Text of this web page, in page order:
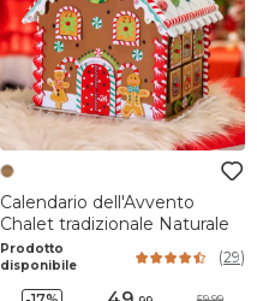
Calendario dell'Avvento
Chalet tradizionale Naturale
Prodotto
disponibile
(29)